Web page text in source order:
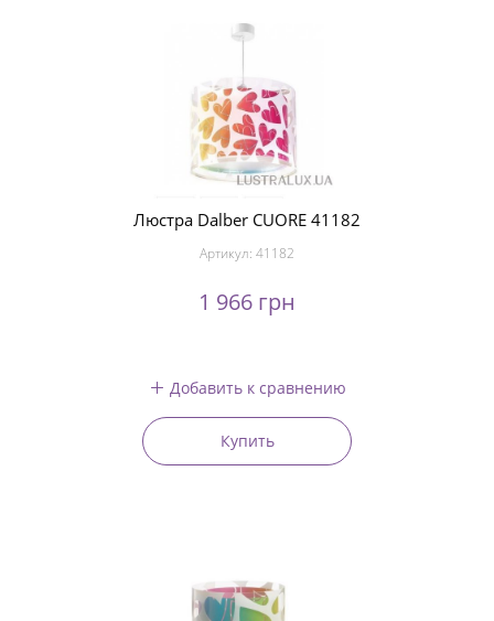
Люстра Dalber CUORE 41182
Артикул: 41182
1 966 грн
Добавить к сравнению
Купить